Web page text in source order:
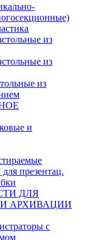
из
из
из
и
презентац.
ДЛЯ
АРХИВАЦИИ
с